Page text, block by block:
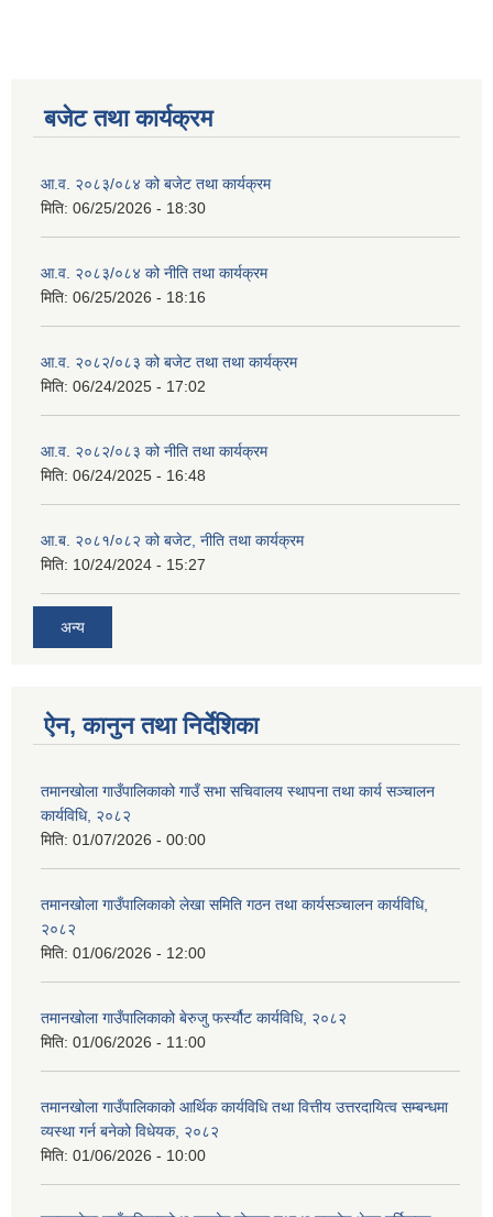
बजेट तथा कार्यक्रम
आ.व. २०८३/०८४ को बजेट तथा कार्यक्रम
मिति: 06/25/2026 - 18:30
आ.व. २०८३/०८४ को नीति तथा कार्यक्रम
मिति: 06/25/2026 - 18:16
आ.व. २०८२/०८३ को बजेट तथा तथा कार्यक्रम
मिति: 06/24/2025 - 17:02
आ.व. २०८२/०८३ को नीति तथा कार्यक्रम
मिति: 06/24/2025 - 16:48
आ.ब. २०८१/०८२ को बजेट, नीति तथा कार्यक्रम
मिति: 10/24/2024 - 15:27
अन्य
ऐन, कानुन तथा निर्देशिका
तमानखोला गाउँपालिकाको गाउँ सभा सचिवालय स्थापना तथा कार्य सञ्चालन
कार्यविधि, २०८२
मिति: 01/07/2026 - 00:00
तमानखोला गाउँपालिकाको लेखा समिति गठन तथा कार्यसञ्चालन कार्यविधि,
२०८२
मिति: 01/06/2026 - 12:00
तमानखोला गाउँपालिकाको बेरुजु फर्स्यौट कार्यविधि, २०८२
मिति: 01/06/2026 - 11:00
तमानखोला गाउँपालिकाको आर्थिक कार्यविधि तथा वित्तीय उत्तरदायित्व सम्बन्धमा
व्यस्था गर्न बनेको विधेयक, २०८२
मिति: 01/06/2026 - 10:00